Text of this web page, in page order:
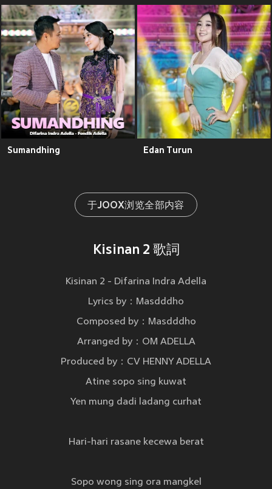
Sumandhing Edan Turun
于JOOX浏览全部内容
Kisinan 2 歌詞
Kisinan 2 - Difarina Indra Adella
Lyrics by：Masdddho
Composed by：Masdddho
Arranged by：OM ADELLA
Produced by：CV HENNY ADELLA
Atine sopo sing kuwat
Yen mung dadi ladang curhat
Hari-hari rasane kecewa berat
Sopo wong sing ora mangkel